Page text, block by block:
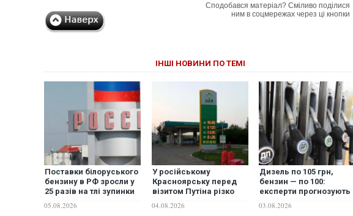
Сподобався матеріал? Сміливо поділися
ним в соцмережах через ці кнопки
ІНШІ НОВИНИ ПО ТЕМІ
Поставки білоруського
бензину в РФ зросли у
25 разів на тлі зупинки
05.08.2026
У російському
Красноярську перед
візитом Путіна різко
04.08.2026
Дизель по 105 грн,
бензин — по 100:
експерти прогнозують
АЗС вже за 10 днів
03.08.2026